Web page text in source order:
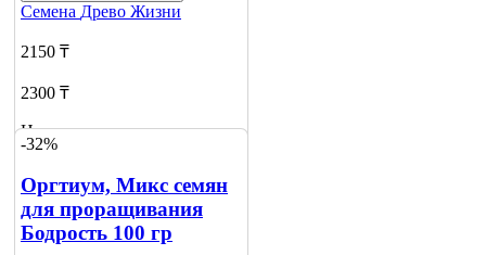
Семена Древо Жизни
2150 ₸
2300 ₸
Нет в наличии
о наличии
-32%
Оргтиум, Микс семян
для проращивания
Бодрость 100 гр